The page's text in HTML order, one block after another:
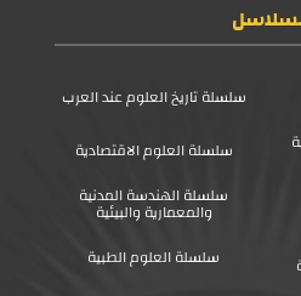
سلسلة تاريخ العلوم عند العرب
سلسلة العلوم الاقتصادية
سلسلة الهندسة المدنية
والمعمارية والبيئية
سلسلة العلوم الطبية